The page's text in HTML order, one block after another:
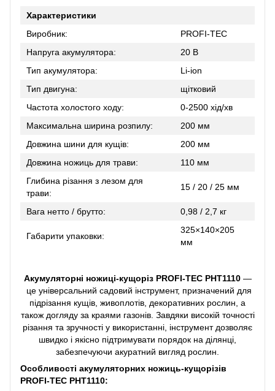
Характеристики
Виробник:
PROFI-TEC
Напруга акумулятора:
20 В
Тип акумулятора:
Li-ion
Тип двигуна:
щітковий
Частота холостого ходу:
0-2500 хід/хв
Максимальна ширина розпилу:
200 мм
Довжина шини для кущів:
200 мм
Довжина ножиць для трави:
110 мм
Глибина різання з лезом для
трави:
15 / 20 / 25 мм
Вага нетто / брутто: 0,98 / 2,7 кг
Габарити упаковки:
325×140×205
мм
Акумуляторні ножиці-кущоріз PROFI-TEC PHT1110—
це універсальний садовий інструмент, призначений для
підрізання кущів, живоплотів, декоративних рослин, а
також догляду за краями газонів. Завдяки високій точності
різання та зручності у використанні, інструмент дозволяє
швидко і якісно підтримувати порядок на ділянці,
забезпечуючи акуратний вигляд рослин.
Особливості акумуляторних ножиць-кущорізів
PROFI-TEC PHT1110: